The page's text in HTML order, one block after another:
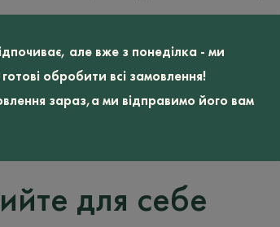
але вже з понеділка - ми
обробити всі замовлення!
зараз,а ми відправимо його вам
для себе